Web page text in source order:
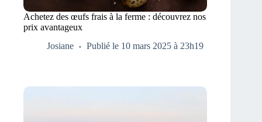
Achetez des œufs frais à la ferme : découvrez nos
prix avantageux
Josiane
Publié le 10 mars 2025 à 23h19